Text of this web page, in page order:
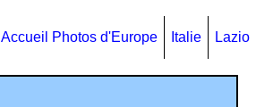
Accueil Photos d'Europe Italie Lazio